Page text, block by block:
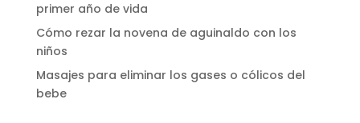
primer año de vida
Cómo rezar la novena de aguinaldo con los
niños
Masajes para eliminar los gases o cólicos del
bebe